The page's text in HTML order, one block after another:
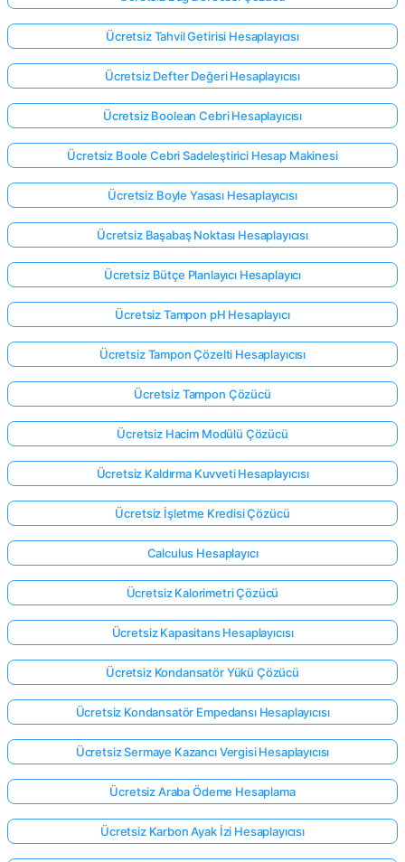
Ücretsiz Tahvil Getirisi Hesaplayıcısı
Ücretsiz Defter Değeri Hesaplayıcısı
Ücretsiz Boolean Cebri Hesaplayıcısı
Ücretsiz Boole Cebri Sadeleştirici Hesap Makinesi
Ücretsiz Boyle Yasası Hesaplayıcısı
Ücretsiz Başabaş Noktası Hesaplayıcısı
Ücretsiz Bütçe Planlayıcı Hesaplayıcı
Ücretsiz Tampon pH Hesaplayıcı
Ücretsiz Tampon Çözelti Hesaplayıcısı
Ücretsiz Tampon Çözücü
Ücretsiz Hacim Modülü Çözücü
Ücretsiz Kaldırma Kuvveti Hesaplayıcısı
Ücretsiz İşletme Kredisi Çözücü
Calculus Hesaplayıcı
Ücretsiz Kalorimetri Çözücü
Ücretsiz Kapasitans Hesaplayıcısı
Ücretsiz Kondansatör Yükü Çözücü
Ücretsiz Kondansatör Empedansı Hesaplayıcısı
Ücretsiz Sermaye Kazancı Vergisi Hesaplayıcısı
Ücretsiz Araba Ödeme Hesaplama
Ücretsiz Karbon Ayak İzi Hesaplayıcısı